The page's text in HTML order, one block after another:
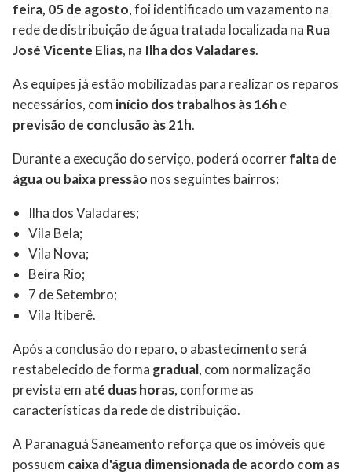
feira, 05 de agosto, foi identificado um vazamento na
rede de distribuição de água tratada localizada na Rua
José Vicente Elias, na Ilha dos Valadares.
As equipes já estão mobilizadas para realizar os reparos
necessários, com início dos trabalhos às 16h e
previsão de conclusão às 21h.
Durante a execução do serviço, poderá ocorrerfalta de
água ou baixa pressão nos seguintes bairros:
Ilha dos Valadares;
Vila Bela;
Vila Nova;
Beira Rio;
7 de Setembro;
Vila Itiberê.
Após a conclusão do reparo, o abastecimento será
restabelecido de forma gradual, com normalização
prevista em até duas horas, conforme as
características da rede de distribuição.
A Paranaguá Saneamento reforça que os imóveis que
possuem caixa d'água dimensionada de acordo com as